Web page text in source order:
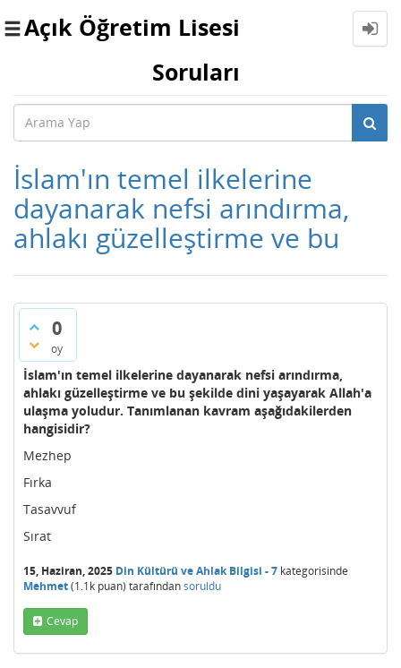
Toggle
Açık Öğretim Lisesi
Soruları
İslam'ın temel ilkelerine
dayanarak nefsi arındırma,
ahlakı güzelleştirme ve bu
0
oy
İslam'ın temel ilkelerine dayanarak nefsi arındırma,
ahlakı güzelleştirme ve bu şekilde dini yaşayarak Allah'a
ulaşma yoludur. Tanımlanan kavram aşağıdakilerden
hangisidir?
Mezhep
Fırka
Tasavvuf
Sırat
15, Haziran, 2025 Din Kültürü ve Ahlak Bilgisi - 7 kategorisinde
Mehmet(1.1k puan) tarafındansoruldu
Cevap